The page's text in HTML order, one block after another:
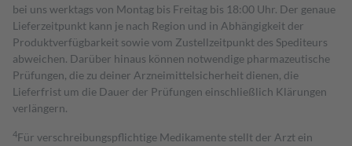
bei uns werktags von Montag bis Freitag bis 18:00 Uhr. Der genaue
Lieferzeitpunkt kann je nach Region und in Abhängigkeit der
Produktverfügbarkeit sowie vom Zustellzeitpunkt des Spediteurs
abweichen. Darüber hinaus können notwendige pharmazeutische
Prüfungen, die zu deiner Arzneimittelsicherheit dienen, die
Lieferfrist um die Dauer der Prüfungen einschließlich Klärungen
verlängern.
4Für verschreibungspflichtige Medikamente stellt der Arzt ein